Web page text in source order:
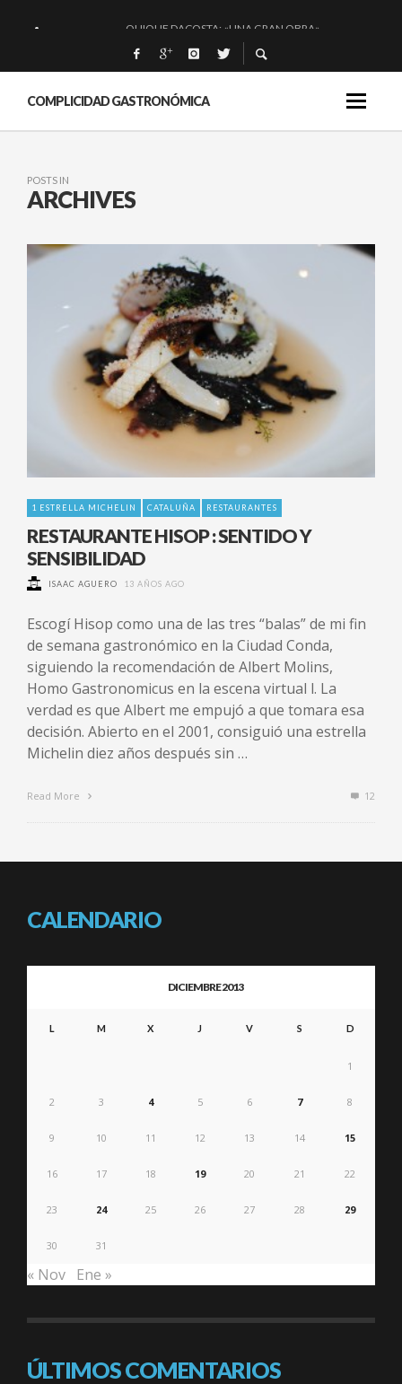
QUIQUE DACOSTA: «UNA GRAN OBRA»
EL BARUCO DE ANERO: MUCHO MÁS QUE UN BAR.
MONTIA: ESENCIAL Y BRILLANTE.
COMPLICIDAD GASTRONÓMICA
POSTS IN
ARCHIVES
1 ESTRELLA MICHELIN CATALUÑA RESTAURANTES
RESTAURANTE HISOP : SENTIDO Y
SENSIBILIDAD
ISAAC AGUERO 13 AÑOS AGO
Escogí Hisop como una de las tres “balas” de mi fin
de semana gastronómico en la Ciudad Conda,
siguiendo la recomendación de Albert Molins,
Homo Gastronomicus en la escena virtual l. La
verdad es que Albert me empujó a que tomara esa
decisión. Abierto en el 2001, consiguió una estrella
Michelin diez años después sin …
Read More 12
CALENDARIO
DICIEMBRE 2013
L M X J V S D
1
2 3 4 5 6 7 8
9 10 11 12 13 14 15
16 17 18 19 20 21 22
23 24 25 26 27 28 29
30 31
« Nov Ene »
ÚLTIMOS COMENTARIOS